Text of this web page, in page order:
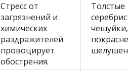
Стресс от
загрязнений и
химических
раздражителей
провоцирует
обострения.
Толстые
чешуйки,